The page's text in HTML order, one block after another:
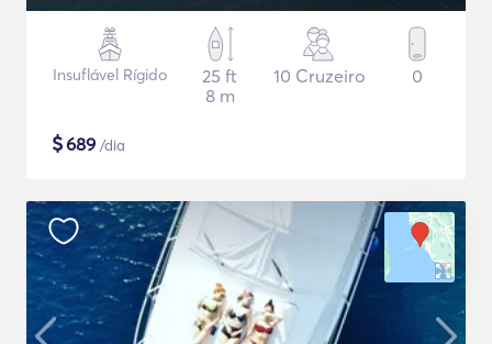
Insuflável Rígido
25 ft
8 m
10 Cruzeiro 0
$689 /dia